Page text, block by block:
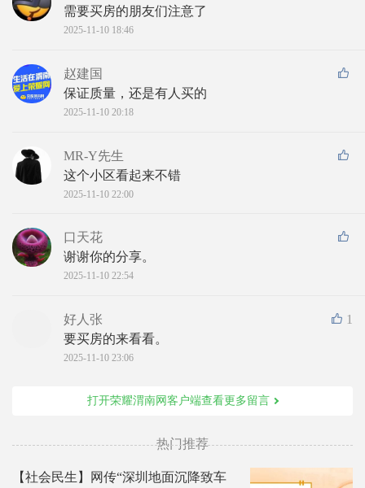
需要买房的朋友们注意了
2025-11-10 18:46
赵建国
保证质量，还是有人买的
2025-11-10 20:18
MR-Y先生
这个小区看起来不错
2025-11-10 22:00
口天花
谢谢你的分享。
2025-11-10 22:54
1
好人张
要买房的来看看。
2025-11-10 23:06
打开荣耀渭南网客户端查看更多留言
热门推荐
【社会民生】网传“深圳地面沉降致车